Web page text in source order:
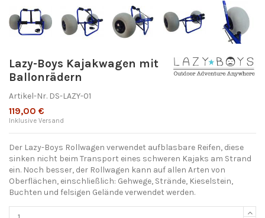
Lazy-Boys Kajakwagen mit
Ballonrädern
Artikel-Nr. DS-LAZY-01
119,00 €
Inklusive Versand
Der Lazy-Boys Rollwagen verwendet aufblasbare Reifen, diese
sinken nicht beim Transport eines schweren Kajaks am Strand
ein. Noch besser, der Rollwagen kann auf allen Arten von
Oberflächen, einschließlich: Gehwege, Strände, Kieselstein,
Buchten und felsigen Gelände verwendet werden.